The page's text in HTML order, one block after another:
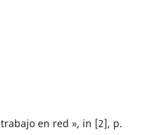
en red », in [2], p.